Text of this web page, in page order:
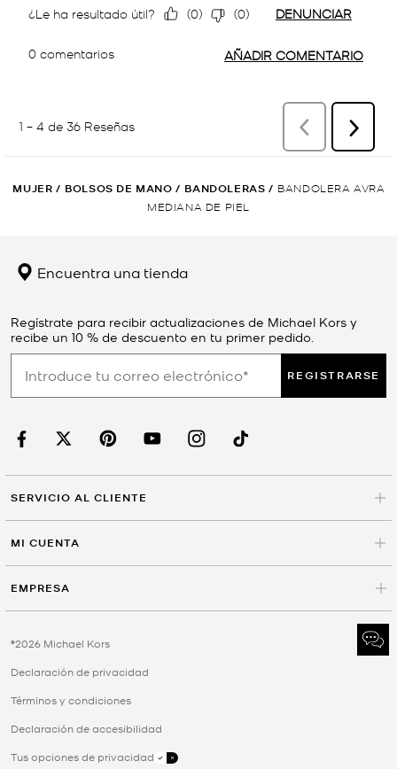
MUJER / BOLSOS DE MANO / BANDOLERAS / BANDOLERA AVRA
MEDIANA DE PIEL
Encuentra una tienda
Regístrate para recibir actualizaciones de Michael Kors y
recibe un 10 % de descuento en tu primer pedido.
REGISTRARSE
SERVICIO AL CLIENTE
MI CUENTA
EMPRESA
©2026 Michael Kors
Declaración de privacidad
Términos y condiciones
Declaración de accesibilidad
Tus opciones de privacidad